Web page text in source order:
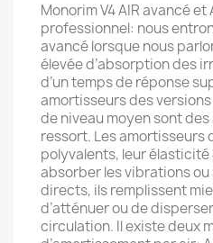
Monorim V4 AIR avancé et
professionnel: nous
avancé lorsque nous
élevée d’absorption des
d’un temps de réponse
amortisseurs des
de niveau moyen sont
ressort. Les amortisseurs
polyvalents, leur
absorber les vibrations
directs, ils remplissent
d’atténuer ou de
circulation. Il existe deux